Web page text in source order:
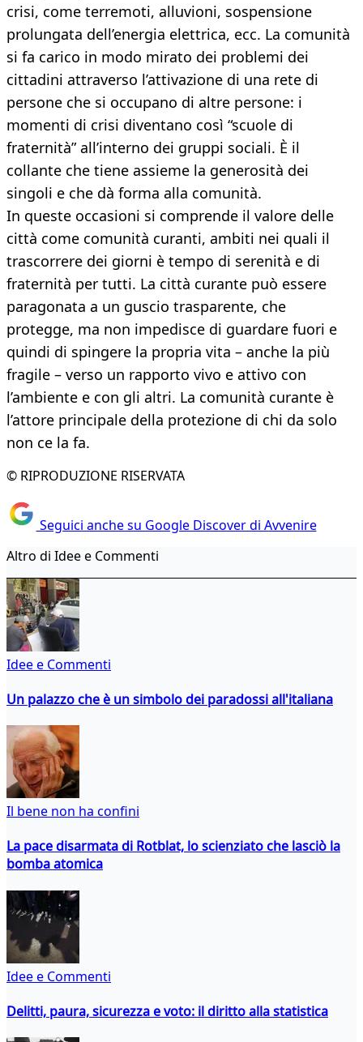
crisi, come terremoti, alluvioni, sospensione
prolungata dell’energia elettrica, ecc. La comunità
si fa carico in modo mirato dei problemi dei
cittadini attraverso l’attivazione di una rete di
persone che si occupano di altre persone: i
momenti di crisi diventano così “scuole di
fraternità” all’interno dei gruppi sociali. È il
collante che tiene assieme la generosità dei
singoli e che dà forma alla comunità.
In queste occasioni si comprende il valore delle
città come comunità curanti, ambiti nei quali il
trascorrere dei giorni è tempo di serenità e di
fraternità per tutti. La città curante può essere
paragonata a un guscio trasparente, che
protegge, ma non impedisce di guardare fuori e
quindi di spingere la propria vita – anche la più
fragile – verso un rapporto vivo e attivo con
l’ambiente e con gli altri. La comunità curante è
l’attore principale della protezione di chi da solo
non ce la fa.
© RIPRODUZIONE RISERVATA
Seguici anche su Google Discover di Avvenire
Altro di Idee e Commenti
Idee e Commenti
Un palazzo che è un simbolo dei paradossi all'italiana
Il bene non ha confini
La pace disarmata di Rotblat, lo scienziato che lasciò la
bomba atomica
Idee e Commenti
Delitti, paura, sicurezza e voto: il diritto alla statistica